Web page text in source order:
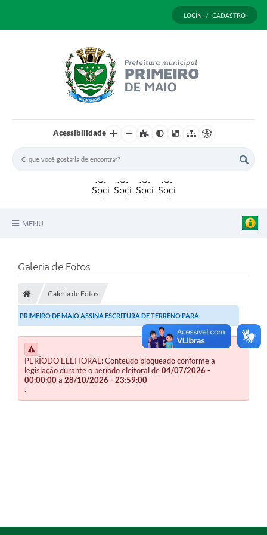
LOGIN / CADASTRO
Acessibilidade
MENU
O Município
A Prefeitura
Secretarias
SALA DO EMPREENDEDOR
Fale Conosco
Imprensa
Galeria de Fotos
Galeria de Fotos
PRIMEIRO DE MAIO ASSINA ESCRITURA DE TERRENO PARA
CONSTRUÇÃO DE CASAS...
PERÍODO ELEITORAL: Conteúdo bloqueado conforme a
legislação durante o período eleitoral de04/07/2026 -
00:00:00a 28/10/2026 - 23:59:00
.